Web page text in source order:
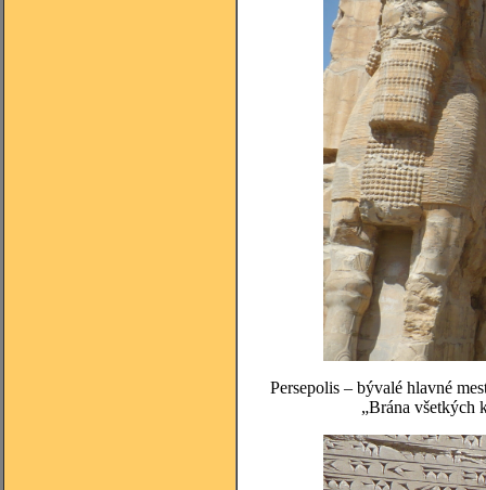
Persepolis – bývalé hlavné
„Brána všetkých